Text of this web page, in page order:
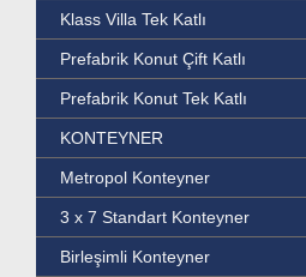
Klass Villa Tek Katlı
Prefabrik Konut Çift Katlı
Prefabrik Konut Tek Katlı
KONTEYNER
Metropol Konteyner
3 x 7 Standart Konteyner
Birleşimli Konteyner